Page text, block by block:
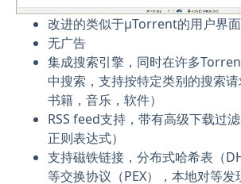
改进的类似于µTorrent的用户界面
无广告
集成搜索引擎，同时在许多
中搜索，支持按特定类别的搜索
书籍，音乐，软件）
RSS feed支持，带有高级下载过
正则表达式）
支持磁铁链接，分布式哈希表（
等交换协议（PEX），本地对等发